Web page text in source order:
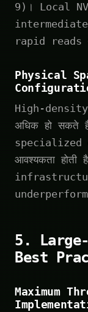
9)। Local
rapid reads
Physical
High-density
अधिक हो सकते
specialized
आवश्यकता
5. Large-
Best
Maximum